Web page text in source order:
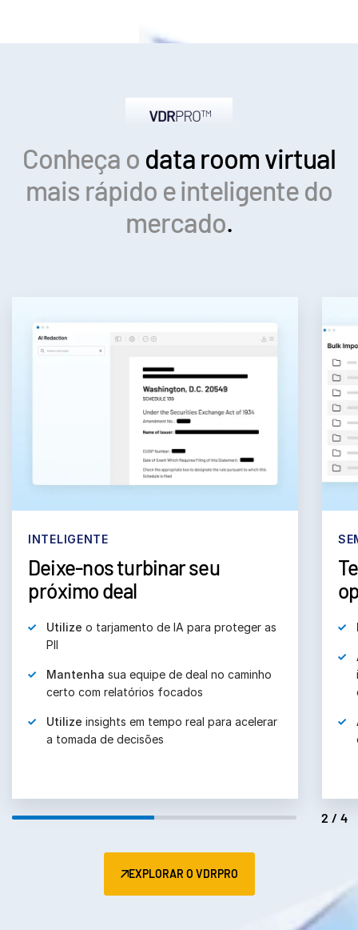
Conheça o data room virtual
mais rápido e inteligente do
mercado.
INTELIGENTE
Deixe-nos turbinar seu
próximo deal
Utilize o tarjamento de IA para proteger as
PII
Mantenha sua equipe de deal no caminho
certo com relatórios focados
Utilize insights em tempo real para acelerar
a tomada de decisões
2/4
EXPLORAR O VDRPRO